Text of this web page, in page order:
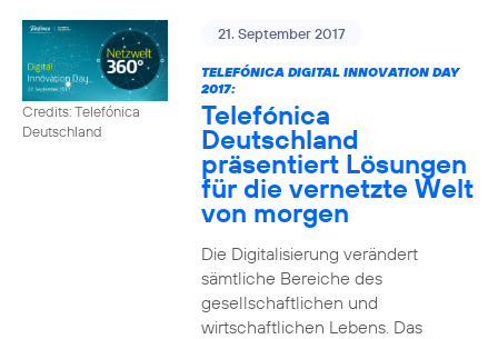
Credits: Telefónica
Deutschland
21. September 2017
TELEFÓNICA DIGITAL INNOVATION DAY
2017:
Telefónica
Deutschland
präsentiert Lösungen
für die vernetzte Welt
von morgen
Die Digitalisierung verändert
sämtliche Bereiche des
gesellschaftlichen und
wirtschaftlichen Lebens. Das